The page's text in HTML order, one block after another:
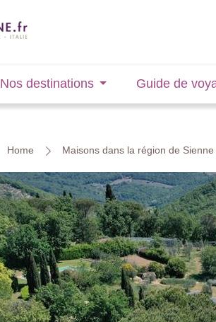
Nos destinations Guide de
Home Maisons dans la région de